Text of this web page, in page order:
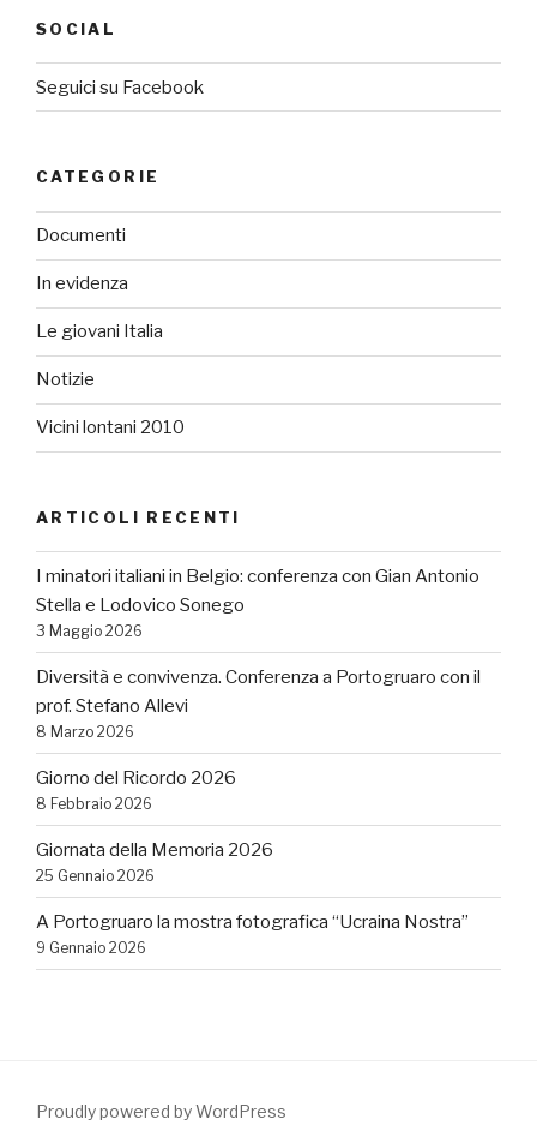
SOCIAL
Seguici su Facebook
CATEGORIE
Documenti
In evidenza
Le giovani Italia
Notizie
Vicini lontani 2010
ARTICOLI RECENTI
I minatori italiani in Belgio: conferenza con Gian Antonio
Stella e Lodovico Sonego
3 Maggio 2026
Diversità e convivenza. Conferenza a Portogruaro con il
prof. Stefano Allevi
8 Marzo 2026
Giorno del Ricordo 2026
8 Febbraio 2026
Giornata della Memoria 2026
25 Gennaio 2026
A Portogruaro la mostra fotografica “Ucraina Nostra”
9 Gennaio 2026
Proudly powered by WordPress